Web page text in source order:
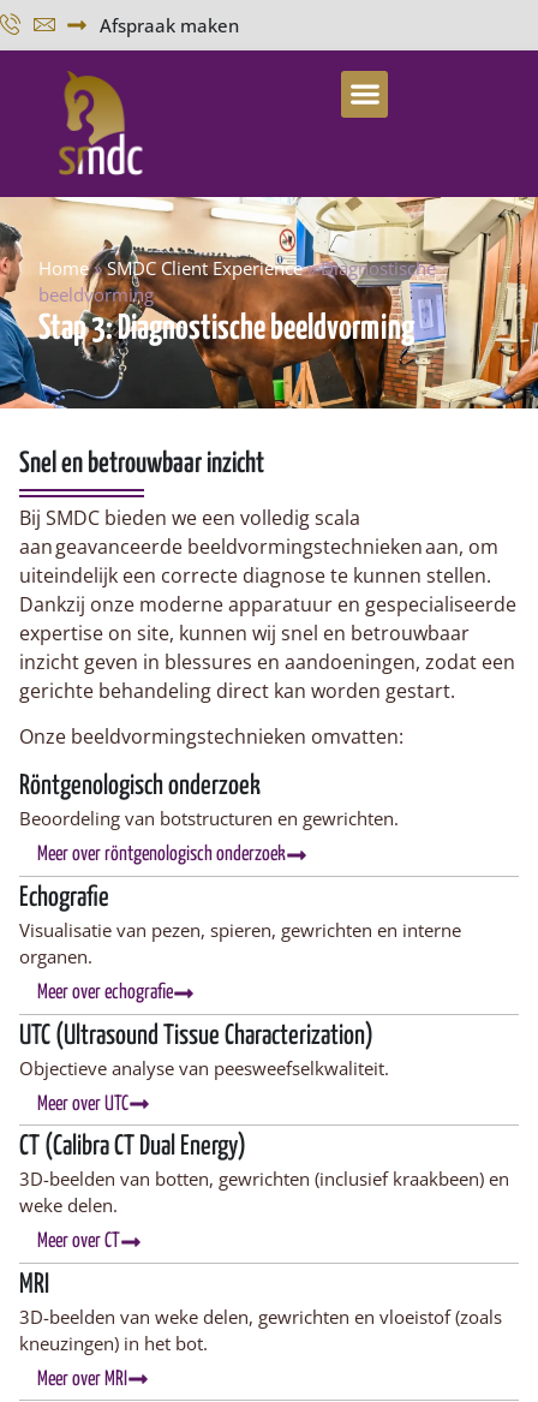
Afspraak maken
Home»SMDC Client Experience»Diagnostische
beeldvorming
Stap 3: Diagnostische beeldvorming
Snel en betrouwbaar inzicht
Bij SMDC bieden we een volledig scala
aan geavanceerde beeldvormingstechnieken aan, om
uiteindelijk een correcte diagnose te kunnen stellen.
Dankzij onze moderne apparatuur en gespecialiseerde
expertise on site, kunnen wij snel en betrouwbaar
inzicht geven in blessures en aandoeningen, zodat een
gerichte behandeling direct kan worden gestart.
Onze beeldvormingstechnieken omvatten:
Röntgenologisch onderzoek
Beoordeling van botstructuren en gewrichten.
Meer over röntgenologisch onderzoek
Echografie
Visualisatie van pezen, spieren, gewrichten en interne
organen.
Meer over echografie
UTC (Ultrasound Tissue Characterization)
Objectieve analyse van peesweefselkwaliteit.
Meer over UTC
CT (Calibra CT Dual Energy)
3D-beelden van botten, gewrichten (inclusief kraakbeen) en
weke delen.
Meer over CT
MRI
3D-beelden van weke delen, gewrichten en vloeistof (zoals
kneuzingen) in het bot.
Meer over MRI